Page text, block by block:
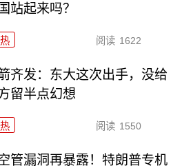
站起来吗？
阅读 1622
齐发：东大这次出手，没给
留半点幻想
阅读 1550
管漏洞再暴露！特朗普专机